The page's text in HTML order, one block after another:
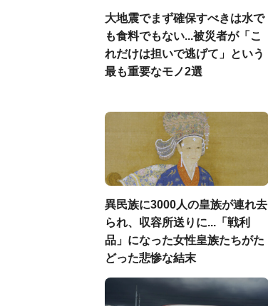
大地震でまず確保すべきは水で
も食料でもない...被災者が「こ
れだけは担いで逃げて」という
最も重要なモノ2選
異民族に3000人の皇族が連れ去
られ、収容所送りに...「戦利
品」になった女性皇族たちがた
どった悲惨な結末